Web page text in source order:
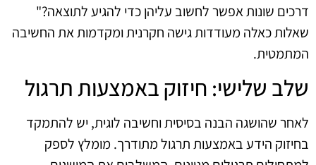
דרכים שונות אפשר לחשוב עליהן כדי להגיע לתוצאה?"
שאלות כאלה מעודדות גישה חקרנית ומקדמות את החשיבה
המתמטית.
שלב שלישי: חיזוק באמצעות תרגול
לאחר שהושגה הבנה בסיסית וחשיבה לוגית, יש להתמקד
בחיזוק הידע באמצעות תרגול מתודרך. מומלץ לספק